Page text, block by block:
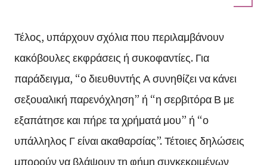
Τέλος, υπάρχουν σχόλια που περιλαμβάνουν
κακόβουλες εκφράσεις ή συκοφαντίες. Για
παράδειγμα, “ο διευθυντής Α συνηθίζει να κάνει
σεξουαλική παρενόχληση” ή “η σερβιτόρα Β με
εξαπάτησε και πήρε τα χρήματά μου” ή “ο
υπάλληλος Γ είναι ακαθαρσίας”. Τέτοιες δηλώσεις
μπορούν να βλάψουν τη φήμη συγκεκριμένων